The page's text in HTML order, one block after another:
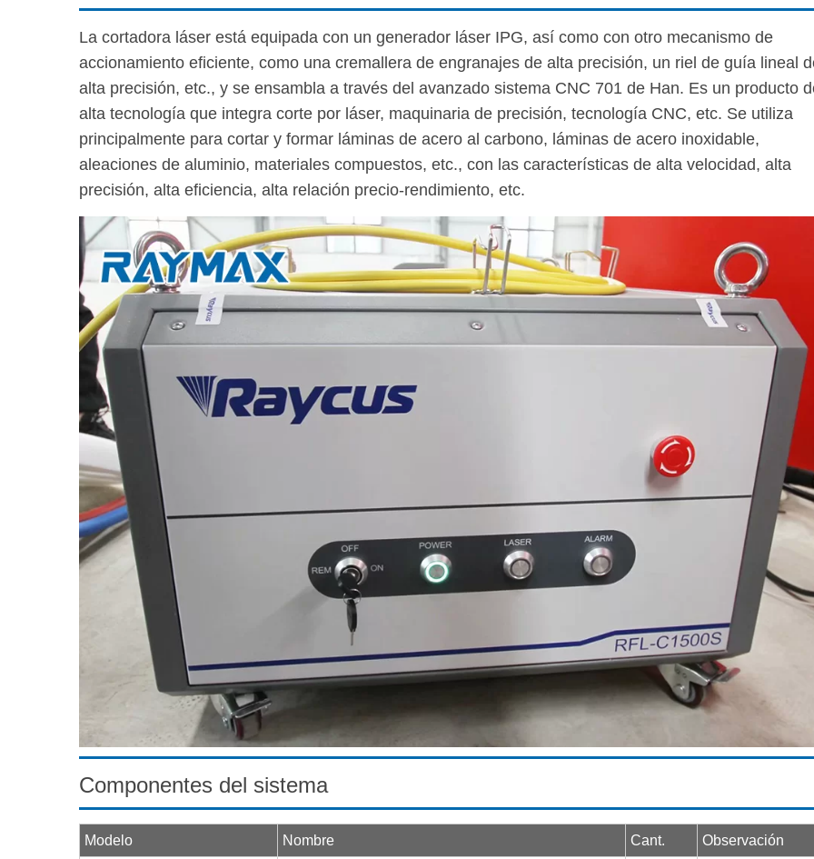
La cortadora láser está equipada con un generador láser IPG, así como con otro mecanismo de
accionamiento eficiente, como una cremallera de engranajes de alta precisión, un riel de guía lineal
alta precisión, etc., y se ensambla a través del avanzado sistema CNC 701 de Han. Es un producto
alta tecnología que integra corte por láser, maquinaria de precisión, tecnología CNC, etc. Se utiliza
principalmente para cortar y formar láminas de acero al carbono, láminas de acero inoxidable,
aleaciones de aluminio, materiales compuestos, etc., con las características de alta velocidad, alta
precisión, alta eficiencia, alta relación precio-rendimiento, etc.
Componentes del sistema
Modelo Nombre Cant. Observación